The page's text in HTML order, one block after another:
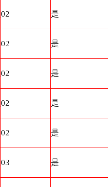
02 是
02 是
02 是
02 是
02 是
03 是